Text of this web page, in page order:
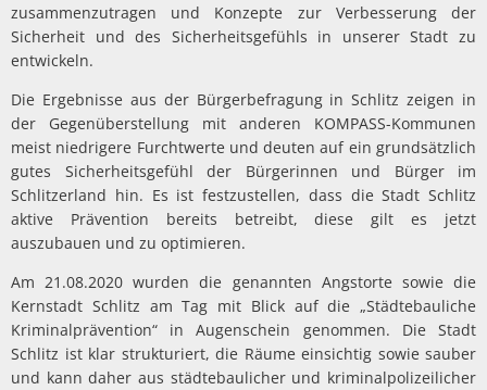
zusammenzutragen und Konzepte zur Verbesserung der
Sicherheit und des Sicherheitsgefühls in unserer Stadt zu
entwickeln.
Die Ergebnisse aus der Bürgerbefragung in Schlitz zeigen in
der Gegenüberstellung mit anderen KOMPASS-Kommunen
meist niedrigere Furchtwerte und deuten auf ein grundsätzlich
gutes Sicherheitsgefühl der Bürgerinnen und Bürger im
Schlitzerland hin. Es ist festzustellen, dass die Stadt Schlitz
aktive Prävention bereits betreibt, diese gilt es jetzt
auszubauen und zu optimieren.
Am 21.08.2020 wurden die genannten Angstorte sowie die
Kernstadt Schlitz am Tag mit Blick auf die „Städtebauliche
Kriminalprävention“ in Augenschein genommen. Die Stadt
Schlitz ist klar strukturiert, die Räume einsichtig sowie sauber
und kann daher aus städtebaulicher und kriminalpolizeilicher